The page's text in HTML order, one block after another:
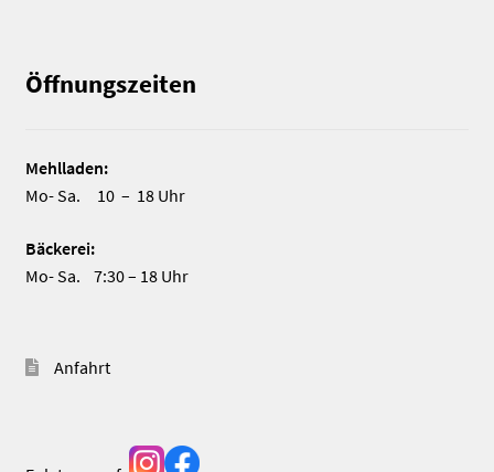
Öffnungszeiten
Mehlladen:
Mo- Sa. 10 – 18 Uhr
Bäckerei:
Mo- Sa. 7:30 – 18 Uhr
Anfahrt